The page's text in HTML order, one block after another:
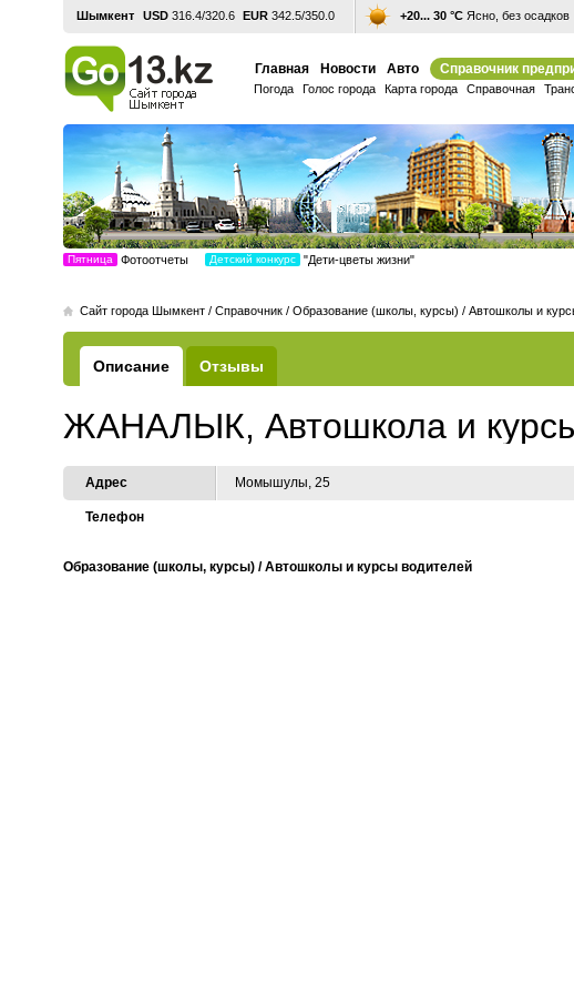
Шымкент USD 316.4/320.6 EUR 342.5/350.0 +20... 30 °С Ясно, без осадков
Главная Новости Авто Справочник
Погода Голос города Карта города Справочная
Пятница Фотоотчеты Детский конкурс "Дети-цветы жизни"
Cайт города Шымкент / Справочник / Образование (школы, курсы) / Автошколы и
Описание Отзывы
ЖАНАЛЫК, Автошкола и
Адрес Момышулы, 25
Телефон
Образование (школы, курсы) / Автошколы и курсы водителей